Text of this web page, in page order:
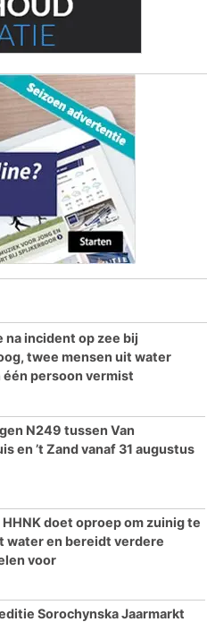
na incident op zee bij
twee mensen uit water
één persoon vermist
N249 tussen Van
en ’t Zand vanaf 31 augustus
doet oproep om zuinig te
water en bereidt verdere
voor
Sorochynska Jaarmarkt